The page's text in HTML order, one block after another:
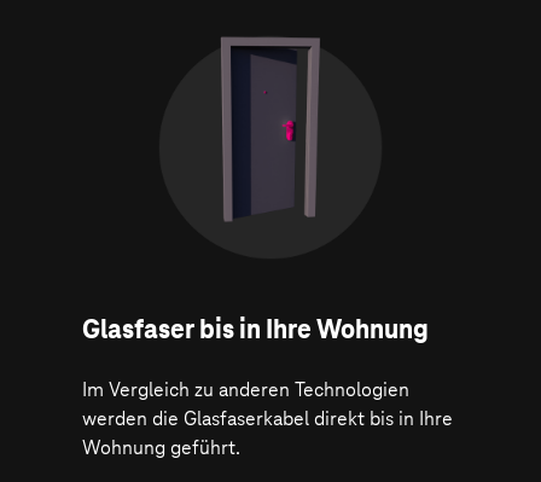
Glasfaser bis in Ihre Wohnung
Im Vergleich zu anderen Technologien
werden die Glasfaserkabel direkt bis in Ihre
Wohnung geführt.